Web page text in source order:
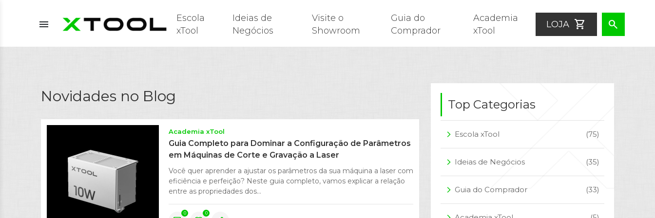
menu
Escola
xTool
Ideias de
Negócios
Visite o
Showroom
Guia do
Comprador
Academia
xTool
LOJA shopping_cart search
Novidades no Blog
Academia xTool
Guia Completo para Dominar a Configuração de Parâmetros
em Máquinas de Corte e Gravação a Laser
Você quer aprender a ajustar os parâmetros da sua máquina a laser com
eficiência e perfeição? Neste guia completo, vamos explicar a relação
entre as propriedades dos...
0 0
Top Categorias
arrow_forward_ios Escola xTool (75)
arrow_forward_ios Ideias de Negócios (35)
arrow_forward_ios Guia do Comprador (33)